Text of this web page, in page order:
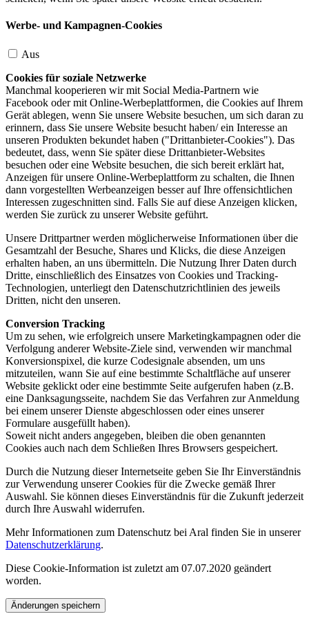
Werbe- und Kampagnen-Cookies
Aus
Cookies für soziale Netzwerke
Manchmal kooperieren wir mit Social Media-Partnern wie
Facebook oder mit Online-Werbeplattformen, die Cookies auf Ihrem
Gerät ablegen, wenn Sie unsere Website besuchen, um sich daran zu
erinnern, dass Sie unsere Website besucht haben/ ein Interesse an
unseren Produkten bekundet haben ("Drittanbieter-Cookies"). Das
bedeutet, dass, wenn Sie später diese Drittanbieter-Websites
besuchen oder eine Website besuchen, die sich bereit erklärt hat,
Anzeigen für unsere Online-Werbeplattform zu schalten, die Ihnen
dann vorgestellten Werbeanzeigen besser auf Ihre offensichtlichen
Interessen zugeschnitten sind. Falls Sie auf diese Anzeigen klicken,
werden Sie zurück zu unserer Website geführt.
Unsere Drittpartner werden möglicherweise Informationen über die
Gesamtzahl der Besuche, Shares und Klicks, die diese Anzeigen
erhalten haben, an uns übermitteln. Die Nutzung Ihrer Daten durch
Dritte, einschließlich des Einsatzes von Cookies und Tracking-
Technologien, unterliegt den Datenschutzrichtlinien des jeweils
Dritten, nicht den unseren.
Conversion Tracking
Um zu sehen, wie erfolgreich unsere Marketingkampagnen oder die
Verfolgung anderer Website-Ziele sind, verwenden wir manchmal
Konversionspixel, die kurze Codesignale absenden, um uns
mitzuteilen, wann Sie auf eine bestimmte Schaltfläche auf unserer
Website geklickt oder eine bestimmte Seite aufgerufen haben (z.B.
eine Danksagungsseite, nachdem Sie das Verfahren zur Anmeldung
bei einem unserer Dienste abgeschlossen oder eines unserer
Formulare ausgefüllt haben).
Soweit nicht anders angegeben, bleiben die oben genannten
Cookies auch nach dem Schließen Ihres Browsers gespeichert.
Durch die Nutzung dieser Internetseite geben Sie Ihr Einverständnis
zur Verwendung unserer Cookies für die Zwecke gemäß Ihrer
Auswahl. Sie können dieses Einverständnis für die Zukunft jederzeit
durch Ihre Auswahl widerrufen.
Mehr Informationen zum Datenschutz bei Aral finden Sie in unserer
Datenschutzerklärung.
Diese Cookie-Information ist zuletzt am 07.07.2020 geändert
worden.
Änderungen speichern